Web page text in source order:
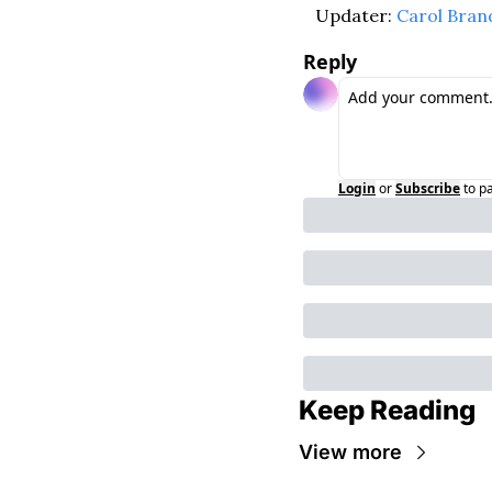
Updater: Carol
Reply
Login orSubscribeto
Keep Reading
View more